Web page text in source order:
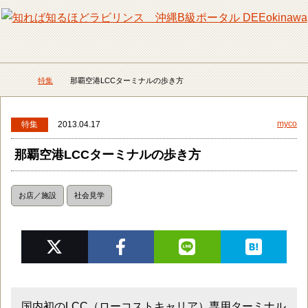
メニュー 検
DEEokinawaトップ
特集 那覇空港LCCターミナルの歩き方
特集 2013.04.17 myco
那覇空港LCCターミナルの歩き方
お店／施設 社会見学